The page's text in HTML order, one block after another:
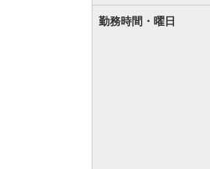
勤務時間・曜日